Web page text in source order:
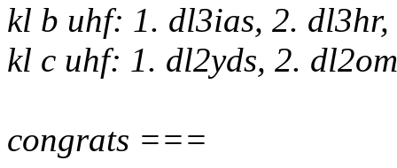
kl b uhf: 1. dl3ias, 2.
kl c uhf: 1. dl2yds, 2.
congrats ===